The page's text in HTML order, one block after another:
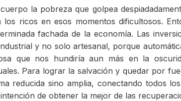
la pobreza que golpea
ricos en esos momentos dificultosos.
fachada de la economía. Las
y no solo artesanal, porque
que nos hundiría aun más en la
Para lograr la salvación y quedar por
reducida sino amplia, conectando todos
de obtener la mejor de las